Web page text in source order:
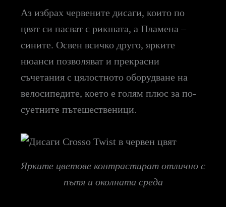
Аз избрах червените дисаги, които по
цвят си пасват с рикшата, а Пламена –
сините. Освен всичко друго, ярките
нюанси позволяват и прекрасни
съчетания с цялостното оборудване на
велосипедите, което е голям плюс за по-
суетните пътешественици.
Ярките цветове контрастират отлично с
пътя и околната среда